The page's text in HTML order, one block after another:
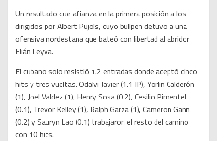
Un resultado que afianza en la primera posición a los
dirigidos por Albert Pujols, cuyo bullpen detuvo a una
ofensiva nordestana que bateó con libertad al abridor
Elián Leyva.
El cubano solo resistió 1.2 entradas donde aceptó cinco
hits y tres vueltas. Odalvi Javier (1.1 IP), Yorlin Calderón
(1), Joel Valdez (1), Henry Sosa (0.2), Cesilio Pimentel
(0.1), Trevor Kelley (1), Ralph Garza (1), Cameron Gann
(0.2) y Sauryn Lao (0.1) trabajaron el resto del camino
con 10 hits.